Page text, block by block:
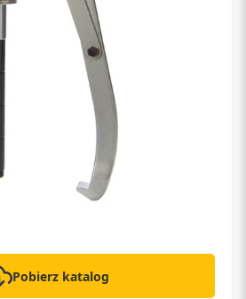
Pobierz katalog